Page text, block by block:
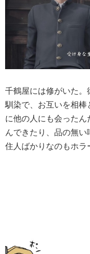
千鶴屋には修がいた
馴染で、お互いを相
に他の人にも会った
んできたり、品の無
住人ばかりなのもホラ